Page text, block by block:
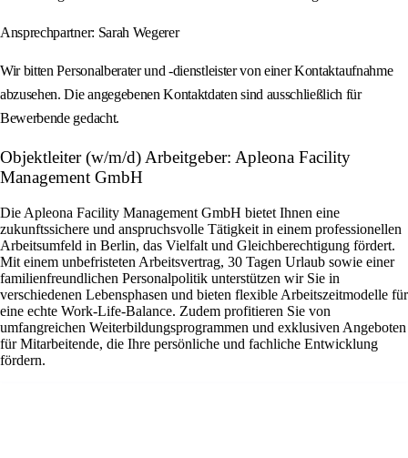
Ansprechpartner: Sarah Wegerer
Wir bitten Personalberater und -dienstleister von einer Kontaktaufnahme
abzusehen. Die angegebenen Kontaktdaten sind ausschließlich für
Bewerbende gedacht.
Objektleiter (w/m/d) Arbeitgeber: Apleona Facility
Management GmbH
Die Apleona Facility Management GmbH bietet Ihnen eine
zukunftssichere und anspruchsvolle Tätigkeit in einem professionellen
Arbeitsumfeld in Berlin, das Vielfalt und Gleichberechtigung fördert.
Mit einem unbefristeten Arbeitsvertrag, 30 Tagen Urlaub sowie einer
familienfreundlichen Personalpolitik unterstützen wir Sie in
verschiedenen Lebensphasen und bieten flexible Arbeitszeitmodelle für
eine echte Work-Life-Balance. Zudem profitieren Sie von
umfangreichen Weiterbildungsprogrammen und exklusiven Angeboten
für Mitarbeitende, die Ihre persönliche und fachliche Entwicklung
fördern.